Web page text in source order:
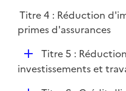
Titre 4 : Réduction
primes d'assurances
D
é
Titre 5 :
investissements et